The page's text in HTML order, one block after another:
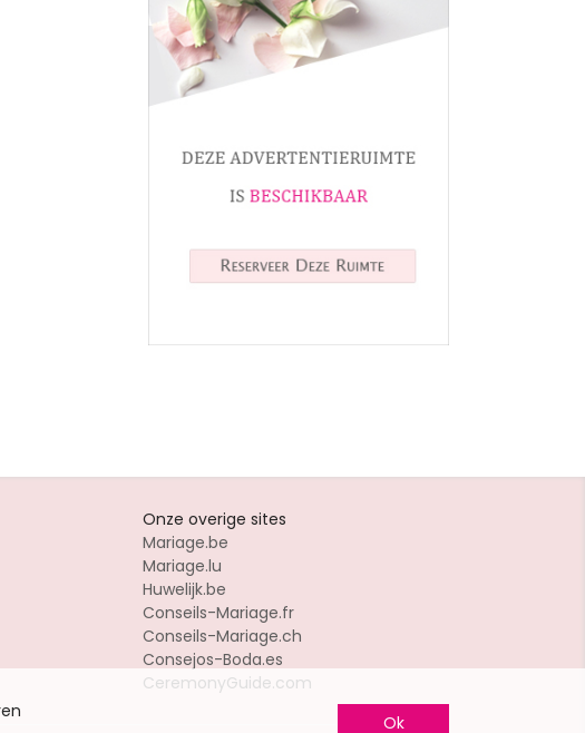
Onze overige sites
Mariage.be
Mariage.lu
Huwelijk.be
Conseils-Mariage.fr
Conseils-Mariage.ch
Consejos-Boda.es
CeremonyGuide.com
Ok